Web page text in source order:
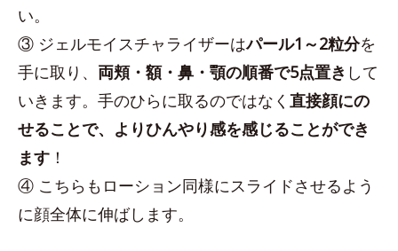
い。
③ ジェルモイスチャライザーはパール1～2粒分を
手に取り、 両頬・額・鼻・顎の順番で5点置き して
いきます。手のひらに取るのではなく 直接顔にの
せることで、よりひんやり感を感じることができ
ます ！
④ こちらもローション同様にスライドさせるよう
に顔全体に伸ばします。